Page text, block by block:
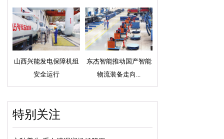
山西兴能发电保障机组
安全运行
东杰智能推动国产智能
物流装备走向...
特别关注